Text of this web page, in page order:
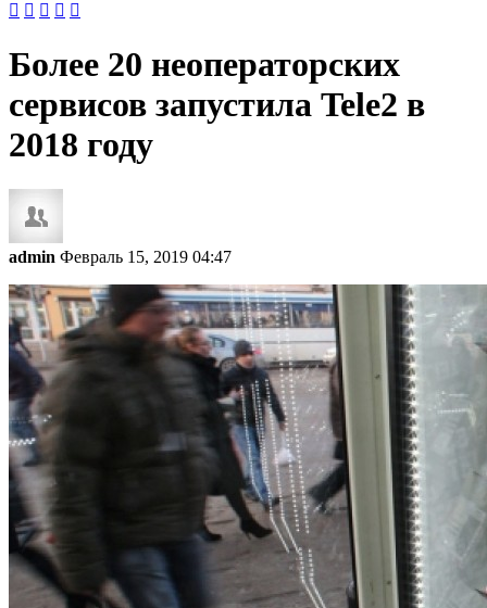
    
Более 20 неоператорских
сервисов запустила Tele2 в
2018 году
admin Февраль 15, 2019 04:47